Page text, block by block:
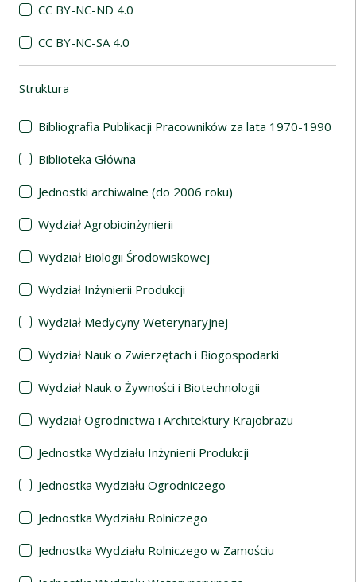
CC BY-NC-ND 4.0
CC BY-NC-SA 4.0
Struktura
Bibliografia Publikacji Pracowników za lata 1970-1990
Biblioteka Główna
Jednostki archiwalne (do 2006 roku)
Wydział Agrobioinżynierii
Wydział Biologii Środowiskowej
Wydział Inżynierii Produkcji
Wydział Medycyny Weterynaryjnej
Wydział Nauk o Zwierzętach i Biogospodarki
Wydział Nauk o Żywności i Biotechnologii
Wydział Ogrodnictwa i Architektury Krajobrazu
Jednostka Wydziału Inżynierii Produkcji
Jednostka Wydziału Ogrodniczego
Jednostka Wydziału Rolniczego
Jednostka Wydziału Rolniczego w Zamościu